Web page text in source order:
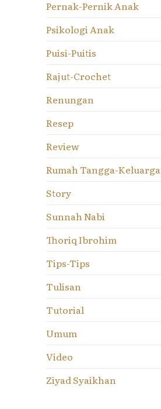
Pernak-Pernik Anak
Psikologi Anak
Puisi-Puitis
Rajut-Crochet
Renungan
Resep
Review
Rumah Tangga-Keluarga
Story
Sunnah Nabi
Thoriq Ibrohim
Tips-Tips
Tulisan
Tutorial
Umum
Video
Ziyad Syaikhan